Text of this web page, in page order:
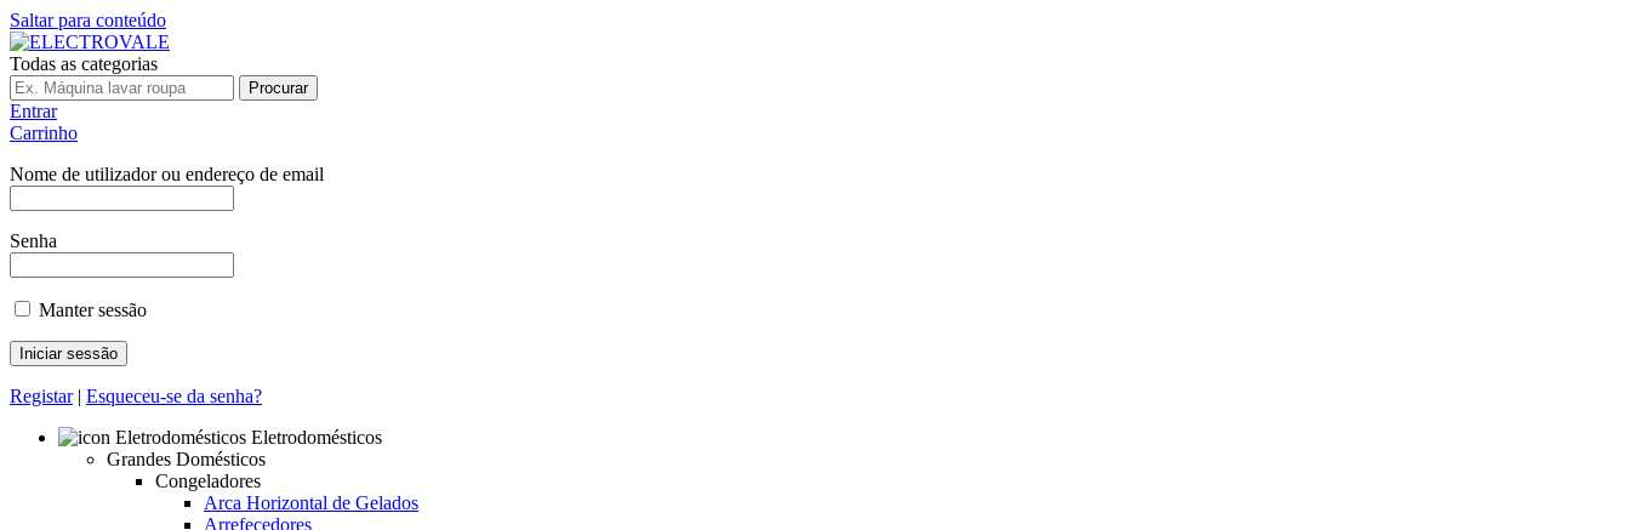
Saltar para conteúdo
Todas as categorias
Procurar
Entrar
Carrinho
Nome de utilizador ou endereço de email
Senha
Manter sessão
Registar| Esqueceu-se da senha?
Eletrodomésticos
Grandes Domésticos
Congeladores
Arca Horizontal de Gelados
Arrefecedores